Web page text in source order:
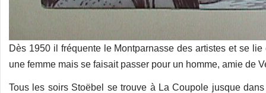
Dès 1950 il fréquente le Montparnasse des artistes et se
une femme mais se faisait passer pour un homme, amie de
Tous les soirs Stoëbel se trouve à La Coupole jusque